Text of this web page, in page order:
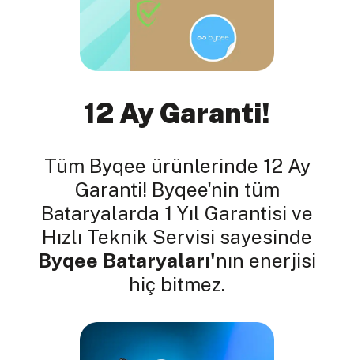
12 Ay Garanti!
Tüm Byqee ürünlerinde 12 Ay
Garanti! Byqee'nin tüm
Bataryalarda 1 Yıl Garantisi ve
Hızlı Teknik Servisi sayesinde
Byqee Bataryaları'nın enerjisi
hiç bitmez.